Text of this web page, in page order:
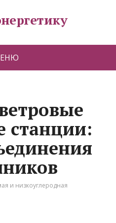
станции:
и низкоуглеродная